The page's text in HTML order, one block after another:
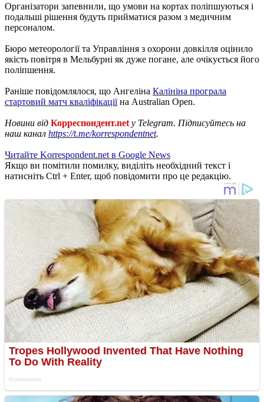
Організатори запевнили, що умови на кортах поліпшуються і
подальші рішення будуть прийматися разом з медичним
персоналом.
Бюро метеорології та Управління з охорони довкілля оцінило
якість повітря в Мельбурні як дуже погане, але очікується його
поліпшення.
Раніше повідомлялося, що Ангеліна Калініна програла
стартовий матч кваліфікаціїна Australian Open.
Новини від Корреспондент.net у Telegram. Підписуйтесь на
наш канал https://t.me/korrespondentnet.
Читайте Korrespondent.net в Google News
Якщо ви помітили помилку, виділіть необхідний текст і
натисніть Ctrl + Enter, щоб повідомити про це редакцію.